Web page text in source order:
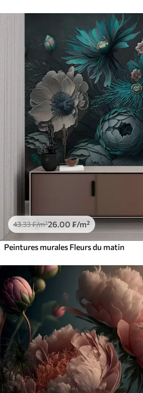
43.33₣/m²26.00 ₣/m²
Peintures murales Fleurs du matin